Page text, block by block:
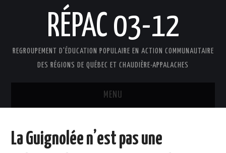
RÉPAC 03-12
REGROUPEMENT D'ÉDUCATION POPULAIRE EN ACTION COMMUNAUTAIRE
DES RÉGIONS DE QUÉBEC ET CHAUDIÈRE-APPALACHES
MENU
PRÉSENTATION
La Guignolée n’est pas une